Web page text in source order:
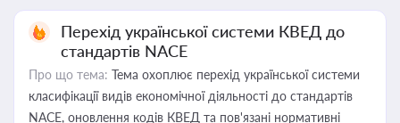
Перехід української системи КВЕД до
стандартів NACE
Про що тема: Тема охоплює перехід української системи
класифікації видів економічної діяльності до стандартів
NACE, оновлення кодів КВЕД та пов'язані нормативні